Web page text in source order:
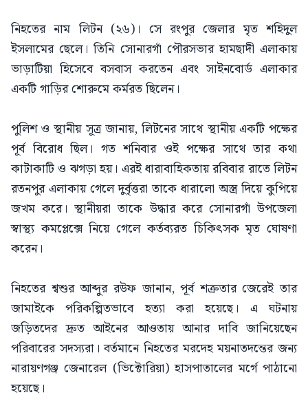
নিহতের নাম লিটন (২৬)। সে রংপুর জেলার মৃত শহিদুল
ইসলামের ছেলে। তিনি সোনারগাঁ পৌরসভার হামছাদী এলাকায়
ভাড়াটিয়া হিসেবে বসবাস করতেন এবং সাইনবোর্ড এলাকার
একটি গাড়ির শোরুমে কর্মরত ছিলেন।
পুলিশ ও স্থানীয় সূত্র জানায়, লিটনের সাথে স্থানীয় একটি পক্ষের
পূর্ব বিরোধ ছিল। গত শনিবার ওই পক্ষের সাথে তার কথা
কাটাকাটি ও ঝগড়া হয়। এরই ধারাবাহিকতায় রবিবার রাতে লিটন
রতনপুর এলাকায় গেলে দুর্বৃত্তরা তাকে ধারালো অস্ত্র দিয়ে কুপিয়ে
জখম করে। স্থানীয়রা তাকে উদ্ধার করে সোনারগাঁ উপজেলা
স্বাস্থ্য কমপ্লেক্সে নিয়ে গেলে কর্তব্যরত চিকিৎসক মৃত ঘোষণা
করেন।
নিহতের শ্বশুর আব্দুর রউফ জানান, পূর্ব শত্রুতার জেরেই তার
জামাইকে পরিকল্পিতভাবে হত্যা করা হয়েছে। এ ঘটনায়
জড়িতদের দ্রুত আইনের আওতায় আনার দাবি জানিয়েছেন
পরিবারের সদস্যরা। বর্তমানে নিহতের মরদেহ ময়নাতদন্তের জন্য
নারায়ণগঞ্জ জেনারেল (ভিক্টোরিয়া) হাসপাতালের মর্গে পাঠানো
হয়েছে।